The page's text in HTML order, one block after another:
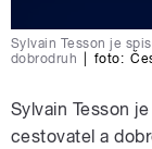
Sylvain Tesson je
dobrodruh
foto:
Sylvain Tesson
cestovatel a